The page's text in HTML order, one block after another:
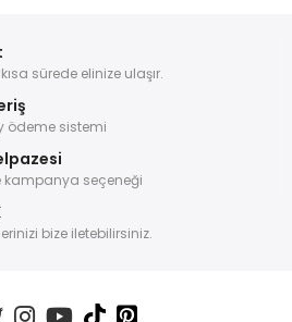
sürede elinize ulaşır.
ödeme sistemi
kampanya seçeneği
bize iletebilirsiniz.